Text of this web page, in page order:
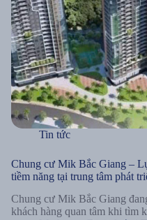
Tin tức
Chung cư Mik Bắc Giang –
tiềm năng tại trung tâm phát
Chung cư Mik Bắc Giang
khách hàng quan tâm khi tìm